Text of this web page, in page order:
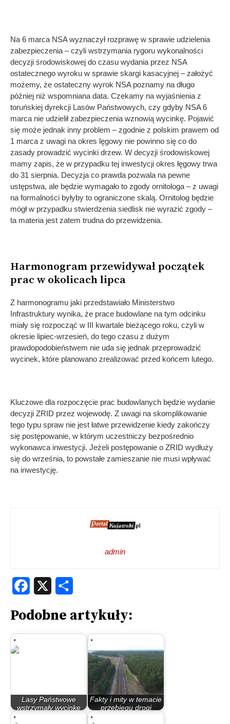
Na 6 marca NSA wyznaczył rozprawę w sprawie udzielenia
zabezpieczenia – czyli wstrzymania rygoru wykonalności
decyzji środowiskowej do czasu wydania przez NSA
ostatecznego wyroku w sprawie skargi kasacyjnej – założyć
możemy, że ostateczny wyrok NSA poznamy na długo
później niż wspomniana data. Czekamy na wyjaśnienia z
toruńskiej dyrekcji Lasów Państwowych, czy gdyby NSA 6
marca nie udzielił zabezpieczenia wznowią wycinkę. Pojawić
się może jednak inny problem – zgodnie z polskim prawem od
1 marca z uwagi na okres lęgowy nie powinno się co do
zasady prowadzić wycinki drzew. W decyzji środowiskowej
mamy zapis, że w przypadku tej inwestycji okres łęgowy trwa
do 31 sierpnia. Decyzja co prawda pozwala na pewne
ustępstwa, ale będzie wymagało to zgody ornitologa – z uwagi
na formalności byłyby to ograniczone skalą. Ornitolog będzie
mógł w przypadku stwierdzenia siedlisk nie wyrazić zgody –
ta materia jest zatem trudna do przewidzenia.
Harmonogram przewidywał początek
prac w okolicach lipca
Z harmonogramu jaki przedstawiało Ministerstwo
Infrastruktury wynika, że prace budowlane na tym odcinku
miały się rozpocząć w III kwartale bieżącego roku, czyli w
okresie lipiec-wrzesień, do tego czasu z dużym
prawdopodobieństwem nie uda się jednak przeprowadzić
wycinek, które planowano zrealizować przed końcem lutego.
Kluczowe dla rozpoczęcie prac budowlanych będzie wydanie
decyzji ZRID przez wojewodę. Z uwagi na skomplikowanie
tego typu spraw nie jest łatwe przewidzenie kiedy zakończy
się postępowanie, w którym uczestniczy bezpośrednio
wykonawca inwestycji. Jeżeli postępowanie o ZRID wydłuży
się do września, to powstałe zamieszanie nie musi wpływać
na inwestycję.
admin
Facebook
Podobne artykuły:
Lasy Państwowe
wstrzymały wycinkę
drzew pod budowę…
Fakty i mity w temacie
przebiegu drogi